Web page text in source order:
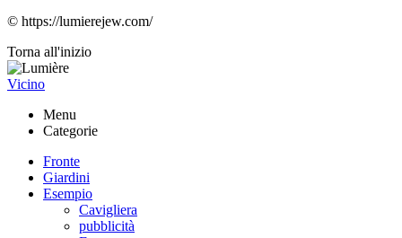
© https://lumierejew.com/
Torna all'inizio
Vicino
Menu
Categorie
Fronte
Giardini
Esempio
Cavigliera
pubblicità